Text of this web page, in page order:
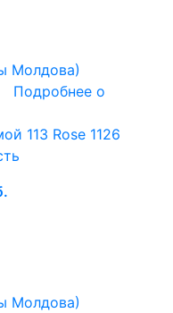
Молдова)
Подробнее о
113 Rose 1126
Молдова)